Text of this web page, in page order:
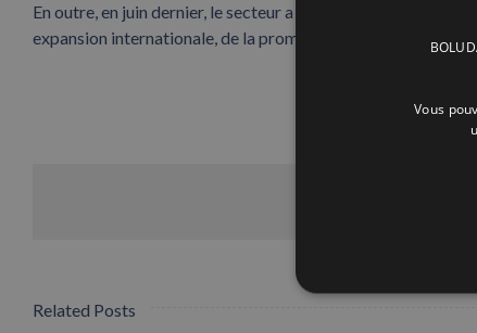
En outre, en juin dernier, le secteur a décerné à
expansion internationale, de la promotion de l’innovation et
Related Posts
Vous